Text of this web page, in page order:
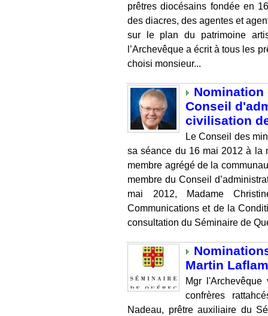
prêtres diocésains fondée en
des diacres, des agentes et
sur le plan du patrimoine
l’Archevêque a écrit à tous les
choisi monsieur...
Nomination
Conseil
civilisation
Le Conseil des
sa séance du 16 mai 2012 à la
membre agrégé de la
membre du Conseil
mai 2012, Madame
Communications et de la
consultation du Séminaire de
Martin
Mgr
confrères
Nadeau, prêtre auxiliaire du